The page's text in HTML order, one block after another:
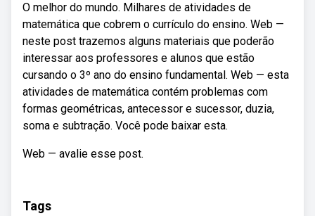
O melhor do mundo. Milhares de atividades de
matemática que cobrem o currículo do ensino. Web —
neste post trazemos alguns materiais que poderão
interessar aos professores e alunos que estão
cursando o 3º ano do ensino fundamental. Web — esta
atividades de matemática contém problemas com
formas geométricas, antecessor e sucessor, duzia,
soma e subtração. Você pode baixar esta.
Web — avalie esse post.
Tags